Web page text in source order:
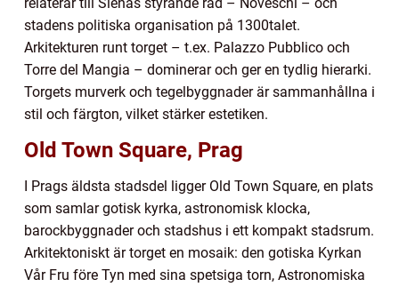
stadens politiska organisation på 1300talet.
Arkitekturen runt torget – t.ex. Palazzo Pubblico och
Torre del Mangia – dominerar och ger en tydlig hierarki.
Torgets murverk och tegelbyggnader är sammanhållna i
stil och färgton, vilket stärker estetiken.
Old Town Square, Prag
I Prags äldsta stadsdel ligger Old Town Square, en plats
som samlar gotisk kyrka, astronomisk klocka,
barockbyggnader och stadshus i ett kompakt stadsrum.
Arkitektoniskt är torget en mosaik: den gotiska Kyrkan
Vår Fru före Tyn med sina spetsiga torn, Astronomiska